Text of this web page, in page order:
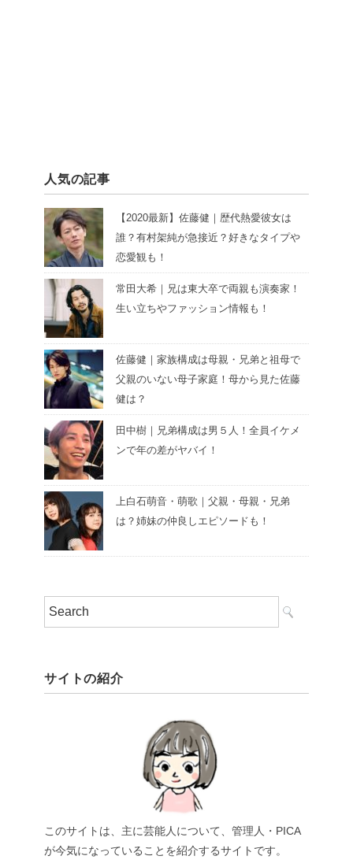
人気の記事
【2020最新】佐藤健｜歴代熱愛彼女は
誰？有村架純が急接近？好きなタイプや
恋愛観も！
常田大希｜兄は東大卒で両親も演奏家！
生い立ちやファッション情報も！
佐藤健｜家族構成は母親・兄弟と祖母で
父親のいない母子家庭！母から見た佐藤
健は？
田中樹｜兄弟構成は男５人！全員イケメ
ンで年の差がヤバイ！
上白石萌音・萌歌｜父親・母親・兄弟
は？姉妹の仲良しエピソードも！
サイトの紹介
このサイトは、主に芸能人について、管理人・PICA
が今気になっていることを紹介するサイトです。